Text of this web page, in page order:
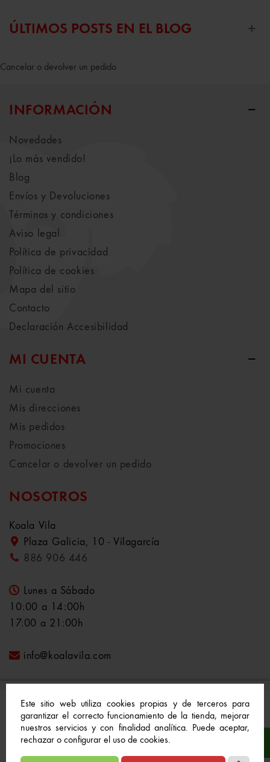
Este sitio web utiliza cookies propias y de terceros para
garantizar el correcto funcionamiento de la tienda, mejorar
nuestros servicios y con finalidad analítica. Puede aceptar,
rechazar o configurar el uso de cookies.
ÚLTIMOS POSTS EN EL BLOG
Cancelar o devolver un pedido
INFORMACIÓN
Novedades
¡Lo más vendido!
Blog
Envíos y Devoluciones
Términos y condiciones
Aviso legal
Política de privacidad
Política de cookies
Mapa del sitio
Contacto
Declaración Accesibilidad
MI CUENTA
Mi cuenta
Mis direcciones
Mis pedidos
Promociones
Cancelar o devolver un pedido
NOSOTROS
Koala Vila
Plaza Galicia, 10 - Vilagarcía
886 906 446
Lunes a Sábado
10:00 a 14:00h
17:00 a 21:00h
info@koalavila.com
© 2021-2022 Koala Vila™. Todos los derechos